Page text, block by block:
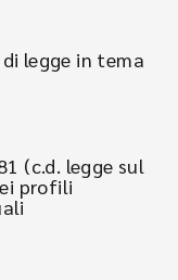
legge in tema
(c.d. legge sul
profili